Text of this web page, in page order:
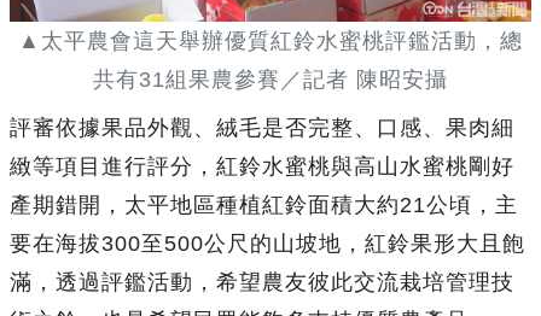
▲太平農會這天舉辦優質紅鈴水蜜桃評鑑活動，總
共有31組果農參賽／記者 陳昭安攝
評審依據果品外觀、絨毛是否完整、口感、果肉細
緻等項目進行評分，紅鈴水蜜桃與高山水蜜桃剛好
產期錯開，太平地區種植紅鈴面積大約21公頃，主
要在海拔300至500公尺的山坡地，紅鈴果形大且飽
滿，透過評鑑活動，希望農友彼此交流栽培管理技